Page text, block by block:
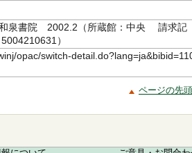
泉書院 2002.2（所蔵館：中央 請求記
）
opac/switch-
ページの先